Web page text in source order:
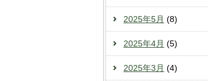
2025年5月 (8)
2025年4月 (5)
2025年3月 (4)